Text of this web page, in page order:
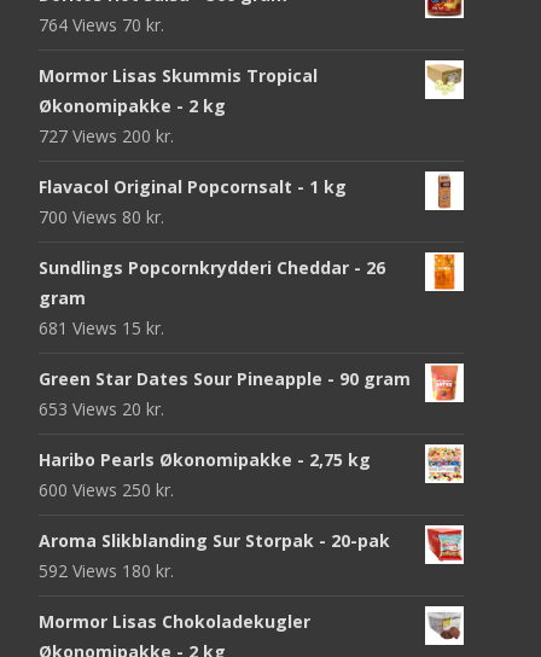
764 Views 70 kr.
Mormor Lisas Skummis Tropical
Økonomipakke - 2 kg
727 Views 200 kr.
Flavacol Original Popcornsalt - 1 kg
700 Views 80 kr.
Sundlings Popcornkrydderi Cheddar - 26
gram
681 Views 15 kr.
Green Star Dates Sour Pineapple - 90 gram
653 Views 20 kr.
Haribo Pearls Økonomipakke - 2,75 kg
600 Views 250 kr.
Aroma Slikblanding Sur Storpak - 20-pak
592 Views 180 kr.
Mormor Lisas Chokoladekugler
Økonomipakke - 2 kg